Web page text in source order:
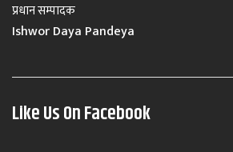
प्रधान सम्पादक
Ishwor Daya Pandeya
Like Us On Facebook